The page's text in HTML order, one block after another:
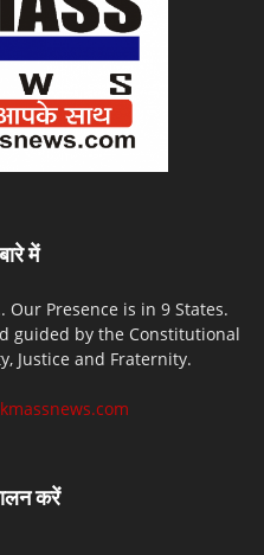
में
Our Presence is in 9 States.
guided by the Constitutional
Justice and Fraternity.
करें